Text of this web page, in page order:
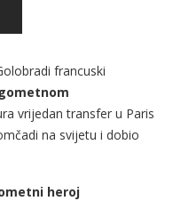
francuski
vrijedan transfer u Paris
na svijetu i dobio
heroj